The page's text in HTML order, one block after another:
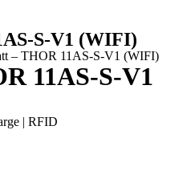
S-V1 (WIFI)
– THOR 11AS-S-V1 (WIFI)
11AS-S-V1
| RFID